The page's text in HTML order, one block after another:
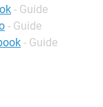
- Guide
- Guide
- Guide